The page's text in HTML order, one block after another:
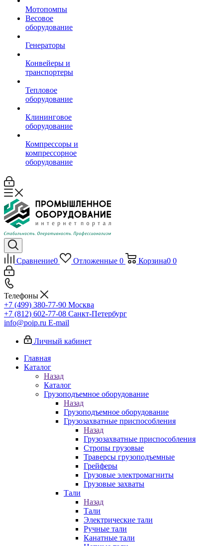
Мотопомпы
Весовое
оборудование
Генераторы
Конвейеры и
транспортеры
Тепловое
оборудование
Клининговое
оборудование
Компрессоры и
компрессорное
оборудование
Сравнение0 Отложенные 0 Корзина0 0
Телефоны
+7 (499) 380-77-90 Москва
+7 (812) 602-77-08 Санкт-Петербург
info@poip.ru E-mail
Личный кабинет
Главная
Каталог
Назад
Каталог
Грузоподъемное оборудование
Назад
Грузоподъемное оборудование
Грузозахватные приспособления
Назад
Грузозахватные приспособления
Стропы грузовые
Траверсы грузоподъемные
Грейферы
Грузовые электромагниты
Грузовые захваты
Тали
Назад
Тали
Электрические тали
Ручные тали
Канатные тали